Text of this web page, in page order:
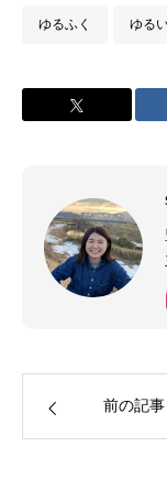
ゆるふく ゆる
前の記事